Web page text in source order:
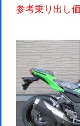
参考乗り出し